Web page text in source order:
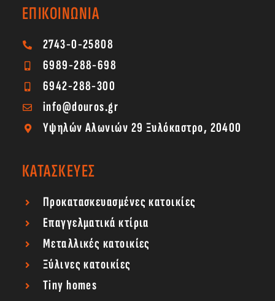
ΕΠΙΚΟΙΝΩΝΙΑ
2743-0-25808
6989-288-698
6942-288-300
info@douros.gr
Υψηλών Αλωνιών 29 Ξυλόκαστρο, 20400
ΚΑΤΑΣΚΕΥΕΣ
Προκατασκευασμένες κατοικίες
Επαγγελματικά κτίρια
Μεταλλικές κατοικίες
Ξύλινες κατοικίες
Tiny homes